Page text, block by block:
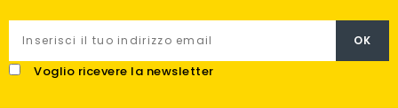
Voglio ricevere la newsletter